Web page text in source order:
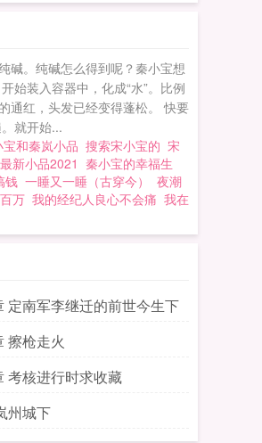
碱。纯碱怎么得到呢？秦小宝想
始装入容器中，化成“水”。比例
通红，头发已经变得蓬松。 快要
就开始...
宝和秦岚小品 搜索宋小宝的 宋
新小品2021 秦小宝的幸福生
钱 一睡又一睡（古穿今）
夜潮
万 我的经纪人良心不会痛 我在
定南军李继迁的前世今生下
擦枪走火
考核进行时求收藏
州城下